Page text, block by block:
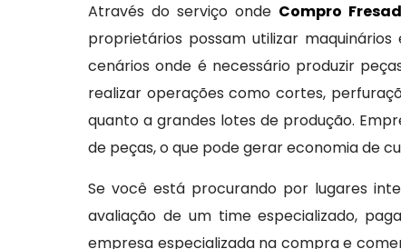
Através do serviço onde Compro
proprietários possam utilizar
cenários onde é necessário produzir
realizar operações como cortes,
quanto a grandes lotes de produção.
de peças, o que pode gerar economia de
Se você está procurando por lugares
avaliação de um time especializado,
empresa especializada na compra e